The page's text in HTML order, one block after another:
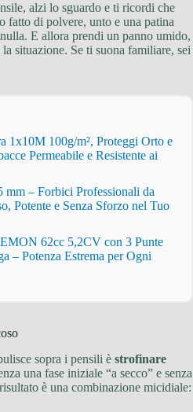
alzi lo sguardo e ti ricordi che
fatto di polvere, unto e una patina
E allora prendi un panno umido,
situazione. Se ti suona familiare, sei
1x10M 100g/m², Proteggi Orto e
Permeabile e Resistente ai
– Forbici Professionali da
Potente e Senza Sforzo nel Tuo
62cc 5,2CV con 3 Punte
– Potenza Estrema per Ogni
sopra i pensili è strofinare
una fase iniziale “a secco” e senza
è una combinazione micidiale: